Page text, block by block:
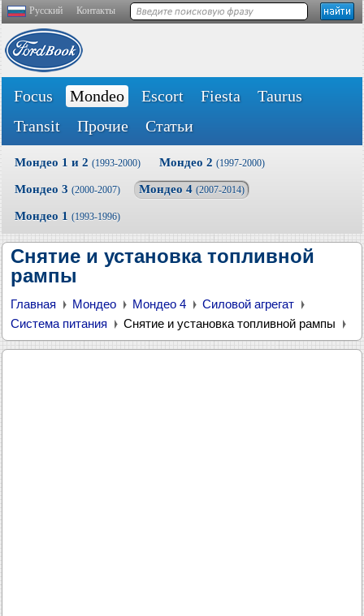
Русский Контакты
Focus Mondeo Escort Fiesta
Taurus
Transit
Прочие Статьи
Мондео 1 и 2 (1993-2000) Мондео 2 (1997-2000)
Мондео 3 (2000-2007) Мондео 4 (2007-2014)
Мондео 1 (1993-1996)
Снятие и установка топливной
рампы
Главная Мондео Мондео 4
Силовой агрегат
Система питания
Снятие и установка топливной рампы